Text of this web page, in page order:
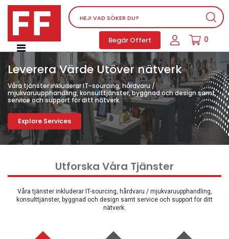
Begär Offert 0
Nätverksutrustning
Service, supportprogram och licenser
Telefoner, PBX och VOIP
Mjukvara
Dator PC-utrustning
Tillbehör
Ljud/video och multimedia
Skärmar och Projektorer
Olika produkter
Servrar och lagringsutrustning
Dator PC-system
Leverera Värde Utöver nätverk
Våra tjänster inkluderar IT-sourcing, hårdvaru /
mjukvaruupphandling, konsulttjänster, byggnad och design samt
service och support för ditt nätverk.
Explore Services
Utforska Våra Tjänster
Våra tjänster inkluderar IT-sourcing, hårdvaru / mjukvaruupphandling,
konsulttjänster, byggnad och design samt service och support för ditt
nätverk.